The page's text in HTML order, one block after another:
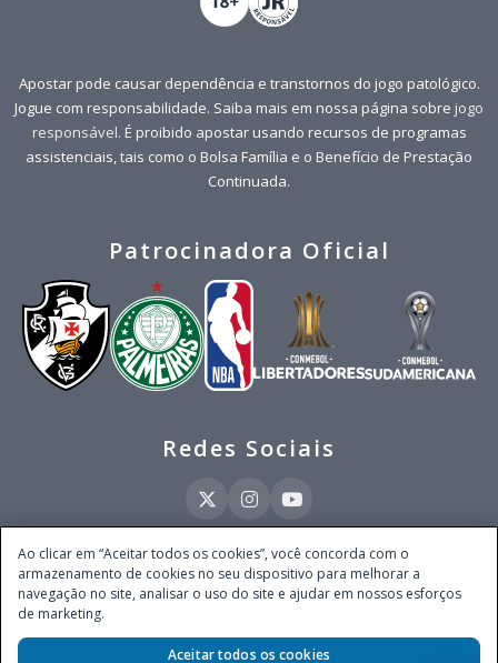
Apostar pode causar dependência e transtornos do jogo patológico.
Jogue com responsabilidade. Saiba mais em nossa página sobre jogo
responsável. É proibido apostar usando recursos de programas
assistenciais, tais como o Bolsa Família e o Benefício de Prestação
Continuada.
Patrocinadora Oficial
Redes Sociais
Este site é operado pela Ventmear Brasil LTDA (CNPJ 52.868.380/0001-84), com
endereço na Avenida Brigadeiro Faria Lima, nº 4.055, 3º andar, Itaim Bibi, no
Município de São Paulo, Estado de São Paulo, CEP 04538-133, Brasil - empresa
autorizada a operar apostas de quota fixa em todo território nacional pela
Secretaria de Prêmios e Apostas do Ministério da Fazenda, conforme Portaria nº
Ao clicar em “Aceitar todos os cookies”, você concorda com o
armazenamento de cookies no seu dispositivo para melhorar a
navegação no site, analisar o uso do site e ajudar em nossos esforços
de marketing.
Aceitar todos os cookies